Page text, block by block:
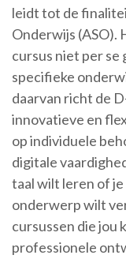
leidt tot de
Onderwijs (ASO).
cursus niet per se
specifieke
daarvan richt de
innovatieve en
op individuele
digitale
taal wilt leren of je
onderwerp wilt
cursussen die jou
professionele